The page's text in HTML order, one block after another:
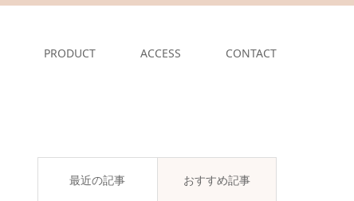
PRODUCT ACCESS CONTACT
最近の記事 おすすめ記事